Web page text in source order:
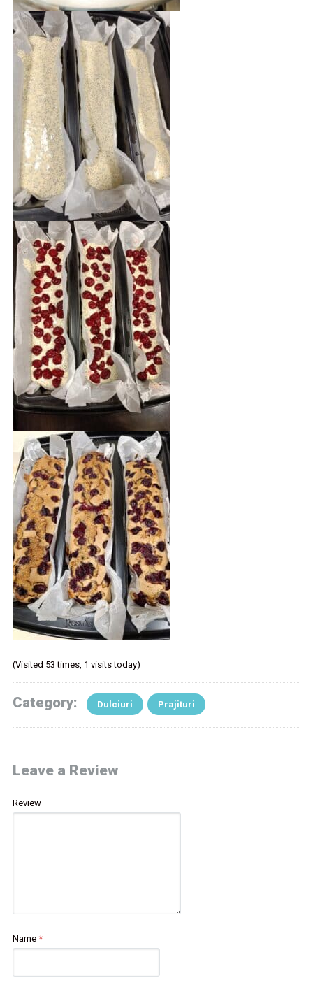
(Visited 53 times, 1 visits today)
Category: Dulciuri Prajituri
Leave a Review
Review
Name *